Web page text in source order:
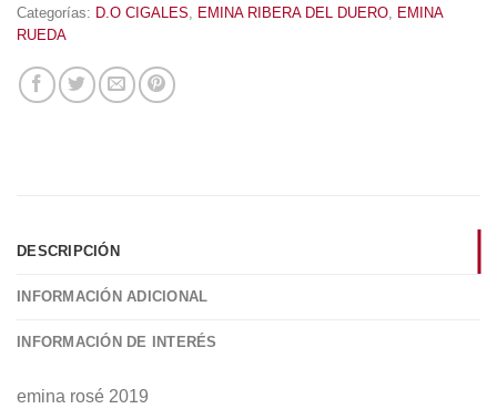
Categorías: D.O CIGALES, EMINA RIBERA DEL DUERO, EMINA
RUEDA
DESCRIPCIÓN
INFORMACIÓN ADICIONAL
INFORMACIÓN DE INTERÉS
emina rosé 2019